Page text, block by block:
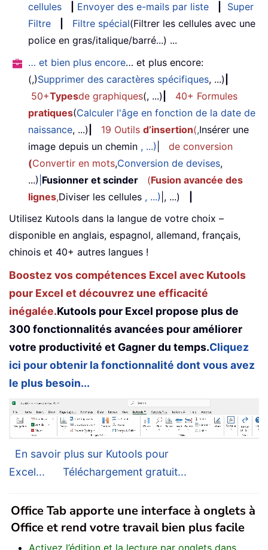
cellules
Envoyer des e-mails par liste
Super
Filtre
Filtre spécial(Filtrer les cellules avec une
police en gras/italique/barré...) ...
… et bien plus encore… et plus encore:
(,)Supprimer des caractères spécifiques, ...)
50+Typesde graphiques(, ...)
40+ Formules
pratiques(Calculer l'âge en fonction de la date de
naissance, ...) 19 Outils d’insertion(,Insérer une
image depuis un chemin , ...)
de conversion
(Convertir en mots,Conversion de devises,
...) Fusionner et scinder (Fusion avancée des
lignes,Diviser les cellules , ...) |, ...)
Utilisez Kutools dans la langue de votre choix –
disponible en anglais, espagnol, allemand, français,
chinois et 40+ autres langues !
Boostez vos compétences Excel avec Kutools
pour Excel et découvrez une efficacité
inégalée.Kutools pour Excel propose plus de
300 fonctionnalités avancées pour améliorer
votre productivité et Gagner du temps.Cliquez
ici pour obtenir la fonctionnalité dont vous avez
le plus besoin...
En savoir plus sur Kutools pour
Excel...
Téléchargement gratuit...
Office Tab apporte une interface à onglets à
Office et rend votre travail bien plus facile